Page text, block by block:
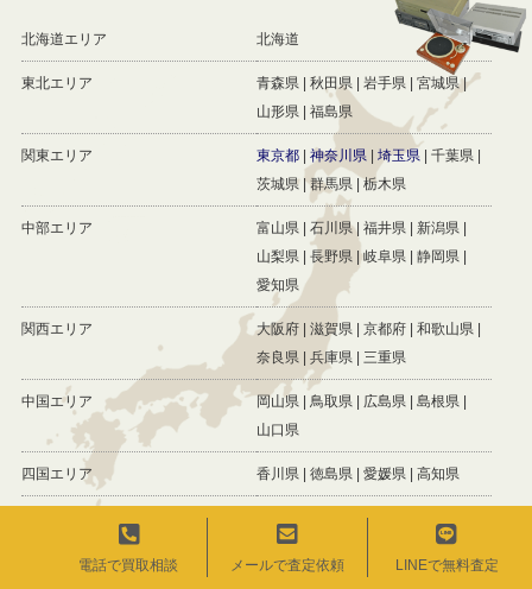
北海道エリア 北海道
東北エリア 青森県 秋田県 岩手県
宮城県
山形県
福島県
関東エリア 東京都 神奈川県 埼玉県
千葉県
茨城県
群馬県 栃木県
中部エリア 富山県 石川県 福井県
新潟県
山梨県
長野県 岐阜県
静岡県
愛知県
関西エリア 大阪府 滋賀県 京都府
和歌山県
奈良県
兵庫県 三重県
中国エリア 岡山県 鳥取県 広島県
島根県
山口県
四国エリア 香川県 徳島県 愛媛県 高知県
宮崎県
佐賀県
沖縄県
電話で買取相談
メールで査定依頼 LINEで無料査定